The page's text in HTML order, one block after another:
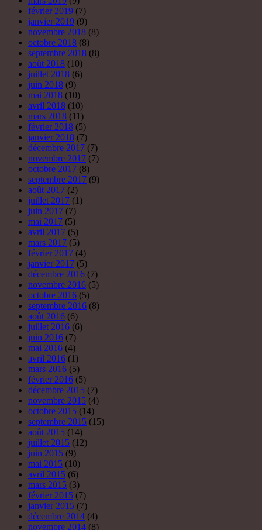
février 2019 (7)
janvier 2019 (9)
novembre 2018 (8)
octobre 2018 (8)
septembre 2018 (8)
août 2018 (10)
juillet 2018 (6)
juin 2018 (9)
mai 2018 (10)
avril 2018 (10)
mars 2018 (11)
février 2018 (5)
janvier 2018 (7)
décembre 2017 (7)
novembre 2017 (7)
octobre 2017 (8)
septembre 2017 (9)
août 2017 (2)
juillet 2017 (1)
juin 2017 (7)
mai 2017 (5)
avril 2017 (5)
mars 2017 (5)
février 2017 (4)
janvier 2017 (5)
décembre 2016 (7)
novembre 2016 (5)
octobre 2016 (5)
septembre 2016 (8)
août 2016 (6)
juillet 2016 (6)
juin 2016 (7)
mai 2016 (4)
avril 2016 (1)
mars 2016 (5)
février 2016 (5)
décembre 2015 (7)
novembre 2015 (4)
octobre 2015 (14)
septembre 2015 (15)
août 2015 (14)
juillet 2015 (12)
juin 2015 (9)
mai 2015 (10)
avril 2015 (6)
mars 2015 (3)
février 2015 (7)
janvier 2015 (7)
décembre 2014 (4)
novembre 2014 (8)